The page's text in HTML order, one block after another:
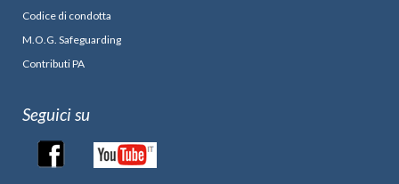
Codice di condotta
M.O.G. Safeguarding
Contributi PA
Seguici su